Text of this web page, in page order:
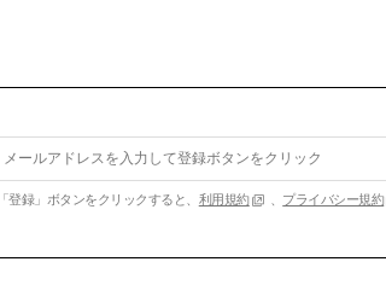
登録」ボタンをクリックすると、 利用規約 、 プライバシー規約